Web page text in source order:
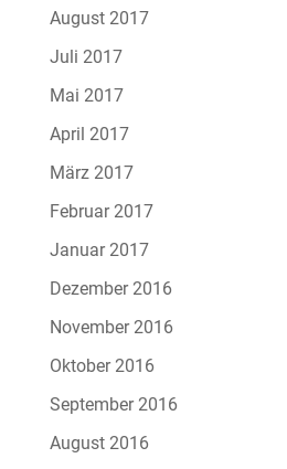
August 2017
Juli 2017
Mai 2017
April 2017
März 2017
Februar 2017
Januar 2017
Dezember 2016
November 2016
Oktober 2016
September 2016
August 2016